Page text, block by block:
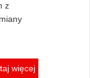
z
więcej